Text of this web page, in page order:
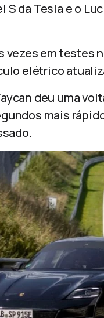
S da Tesla e o
vezes em testes
elétrico
deu uma
mais